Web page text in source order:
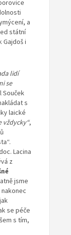
a
státní
Gajdoš i
lidí
se
Souček
s
laické
vždycky“,
Lacina
z
jsme
se péče
s tím,